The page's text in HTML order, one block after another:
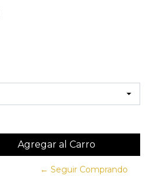
← Seguir Comprando